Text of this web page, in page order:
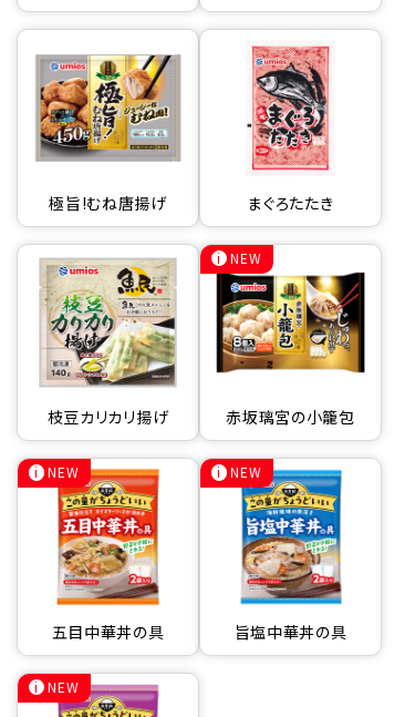
極旨!むね唐揚げ まぐろたたき
枝豆カリカリ揚げ 赤坂璃宮の小籠包
NEW
五目中華丼の具
NEW
旨塩中華丼の具
NEW
NEW